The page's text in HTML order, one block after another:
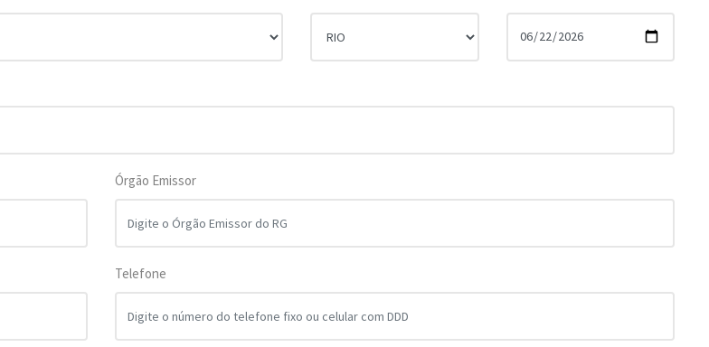
Órgão Emissor
Telefone